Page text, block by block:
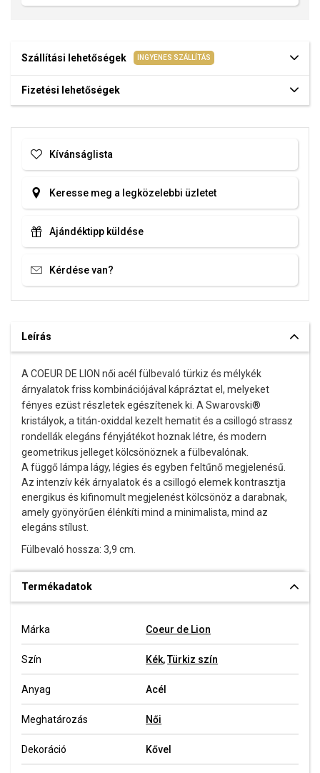
Szállítási lehetőségek INGYENES SZÁLLÍTÁS
Fizetési lehetőségek
Kívánságlista
Keresse meg a legközelebbi üzletet
Ajándéktipp küldése
Kérdése van?
Leírás
A COEUR DE LION női acél fülbevaló türkiz és mélykék
árnyalatok friss kombinációjával kápráztat el, melyeket
fényes ezüst részletek egészítenek ki. A Swarovski®
kristályok, a titán-oxiddal kezelt hematit és a csillogó strassz
rondellák elegáns fényjátékot hoznak létre, és modern
geometrikus jelleget kölcsönöznek a fülbevalónak.
A függő lámpa lágy, légies és egyben feltűnő megjelenésű.
Az intenzív kék árnyalatok és a csillogó elemek kontrasztja
energikus és kifinomult megjelenést kölcsönöz a darabnak,
amely gyönyörűen élénkíti mind a minimalista, mind az
elegáns stílust.
Fülbevaló hossza: 3,9 cm.
Termékadatok
Márka Coeur de Lion
Szín Kék,Türkiz szín
Anyag Acél
Meghatározás Női
Dekoráció Kővel